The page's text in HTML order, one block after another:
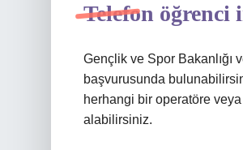
Telefon öğrenci
Gençlik ve Spor Bakanlığı
başvurusunda
herhangi bir operatöre
alabilirsiniz.